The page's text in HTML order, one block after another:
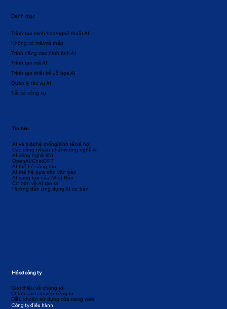
Danh mục
Tất cả công cụ
Quản lý tác vụ AI
Trình tạo thiết kế đồ họa AI
Không có mã/mã thấp
Trình tạo mã AI
Trình nâng cao hình ảnh AI
Trình tạo minh họa/nghệ thuật AI
AI và luật/hệ thống/kinh tế/xã hội
Các công ty/sản phẩm/công nghệ AI
AI công nghệ lớn
OpenAI/ChatGPT
AI thế hệ sáng tạo
AI thế hệ dựa trên văn bản
AI sáng tạo của Nhật Bản
Cơ bản về AI tạo ra
Hướng dẫn ứng dụng AI cơ bản
Tin tức
Giới thiệu về chúng tôi
Chính sách quyền riêng tư
Điều khoản sử dụng của trang web
Công ty điều hành
Hồ sơ công ty